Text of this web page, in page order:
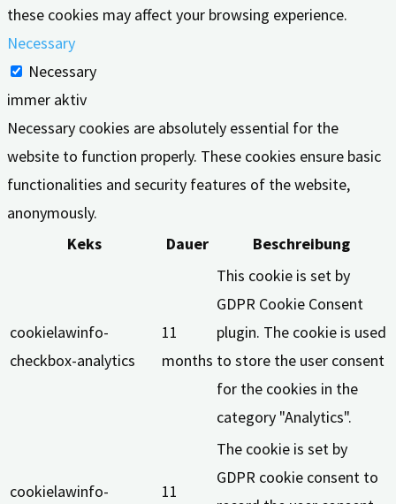
these cookies may affect your browsing experience.
Necessary
Necessary
immer aktiv
Necessary cookies are absolutely essential for the
website to function properly. These cookies ensure basic
functionalities and security features of the website,
anonymously.
Keks
Dauer Beschreibung
cookielawinfo-
checkbox-analytics
11
months
This cookie is set by
GDPR Cookie Consent
plugin. The cookie is used
to store the user consent
for the cookies in the
category "Analytics".
cookielawinfo-
11
The cookie is set by
GDPR cookie consent to